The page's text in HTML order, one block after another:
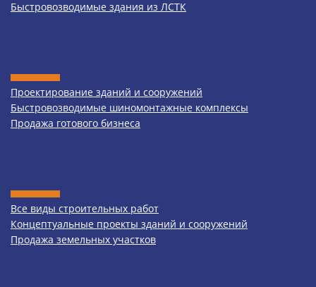
Быстровозводимые здания из ЛСТК
Проектирование зданий и сооружений
Быстровозводимые шиномонтажные комплексы
Продажа готового бизнеса
Все виды строительных работ
Концептуальные проекты зданий и сооружений
Продажа земельных участков